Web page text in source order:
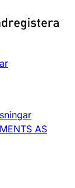
til
AS